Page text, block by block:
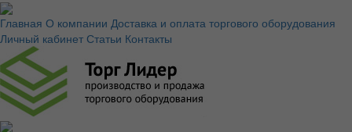
Главная О компании Доставка и оплата торгового оборудования
Личный кабинет Статьи Контакты